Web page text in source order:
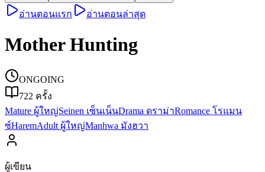
อ่านตอนแรก อ่านตอนล่าสุด
Mother Hunting
ONGOING
722 ครั้ง
Mature ผู้ใหญ่Seinen เซ็นเน็นDrama ดราม่าRomance โรแมน
ซ์HaremAdult ผู้ใหญ่Manhwa มังฮวา
ผู้เขียน